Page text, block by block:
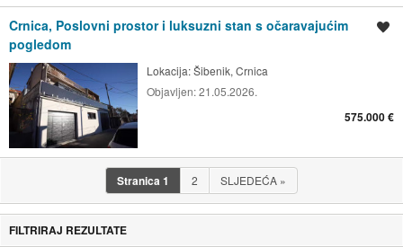
Crnica, Poslovni prostor i luksuzni stan s očaravajućim
pogledom
Lokacija:Šibenik, Crnica
Objavljen:21.05.2026.
575.000 €
Stranica1 2 SLJEDEĆA »
FILTRIRAJ REZULTATE